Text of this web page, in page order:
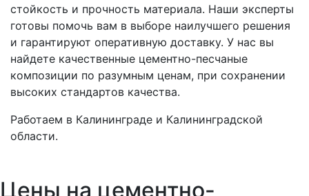
стойкость и прочность материала. Наши эксперты
готовы помочь вам в выборе наилучшего решения
и гарантируют оперативную доставку. У нас вы
найдете качественные цементно-песчаные
композиции по разумным ценам, при сохранении
высоких стандартов качества.
Работаем в Калининграде и Калининградской
области.
Цены на цементно-